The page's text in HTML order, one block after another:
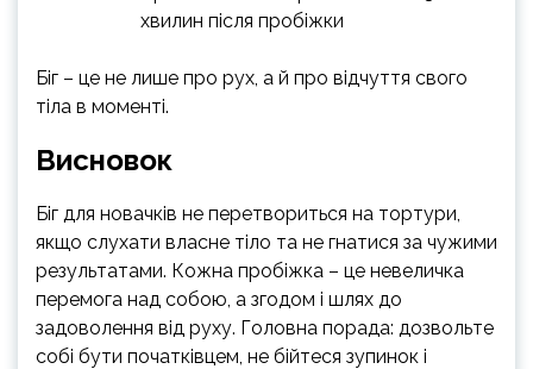
хвилин після пробіжки
Біг – це не лише про рух, а й про відчуття свого
тіла в моменті.
Висновок
Біг для новачків не перетвориться на тортури,
якщо слухати власне тіло та не гнатися за чужими
результатами. Кожна пробіжка – це невеличка
перемога над собою, а згодом і шлях до
задоволення від руху. Головна порада: дозвольте
собі бути початківцем, не бійтеся зупинок і